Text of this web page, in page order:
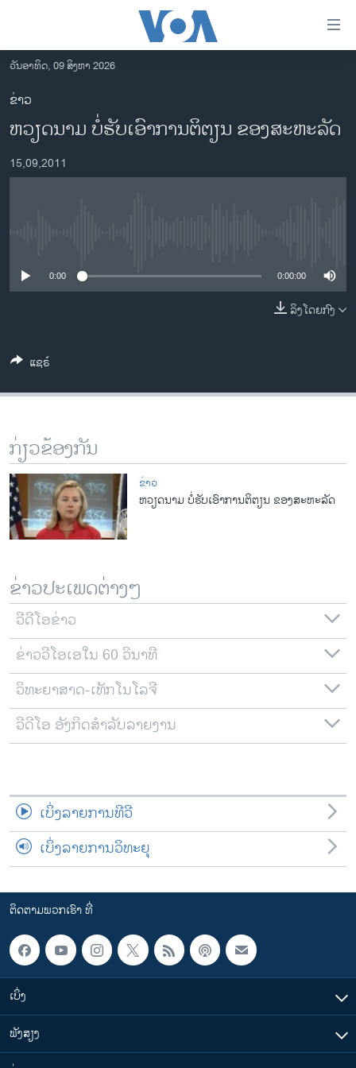
ເຂົ້າ
ຫາ
ຂ້າມ
ຂ້າມ
ໄປ
ອາເມຣິກາ
ການເລືອກຕັ້ງ ປະທານາທີບໍດີ ສະຫະລັດ 2024
ອິດສະຫຼະພາບດ້ານການຂ່າວ
ວິທະຍາສາດ-ເທັກໂນໂລຈີ
ທຸລະກິດ
ວີດີໂອ
ສຽງ
ລາຍການກະຈາຍສຽງ
ລາຍງານ
ຕິດຕາມພວກເຮົາ ທີ່
ພາສາຕ່າງໆ
ວັນອາທິດ, 09 ສິງຫາ 2026
ຂ່າວ
ຫວຽດນາມ ບໍ່ຮັບເອົາການຕິຕຽນ ຂອງສະຫະລັດ
15,09,2011
0:00 0:00:00
ລິງໂດຍກົງ
ແຊຣ໌
ກ່ຽວຂ້ອງກັນ
ຂ່າວ
ຫວຽດນາມ ບໍ່ຮັບເອົາການຕິຕຽນ ຂອງສະຫະລັດ
ຂ່າວປະເພດຕ່າງໆ
ວີດີໂອຂ່າວ
ຂ່າວວີໂອເອໃນ 60 ວິນາທີ
ວິທະຍາສາດ-ເທັກໂນໂລຈີ
ວີດີໂອ ອັງກິດສຳລັບລາຍງານ
ເບິ່ງລາຍການທີວີ
ເບິ່ງລາຍການວິທະຍຸ
ຕິດຕາມພວກເຮົາ ທີ່
ເບິ່ງ
ຟັງສຽງ